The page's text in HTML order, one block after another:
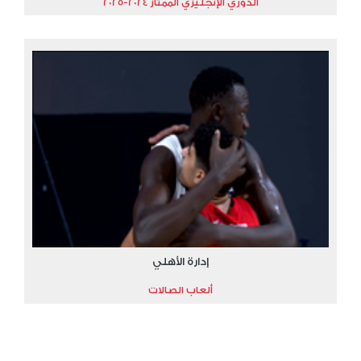
إدارة الأهلي
ألعاب الصالات